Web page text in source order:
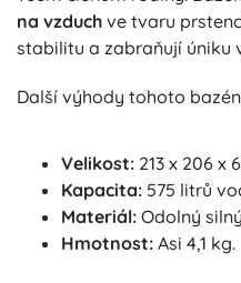
na vzduch ve tvaru
stabilitu a zabraňují úniku
Další výhody tohoto
Velikost: 213 x 206 x
Kapacita: 575 litrů
Materiál: Odolný
Hmotnost: Asi 4,1 kg.